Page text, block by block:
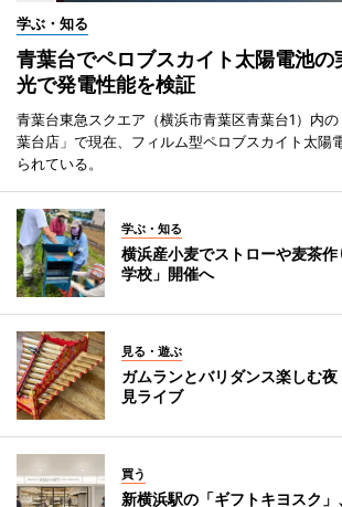
学ぶ・知る
青葉台でペロブスカイト太陽電池
光で発電性能を検証
青葉台東急スクエア（横浜市青葉区青葉台1）内
葉台店」で現在、フィルム型ペロブスカイト太陽
られている。
学ぶ・知る
横浜産小麦でストローや麦茶
学校」開催へ
見る・遊ぶ
ガムランとバリダンス楽しむ
見ライブ
買う
新横浜駅の「ギフトキヨスク